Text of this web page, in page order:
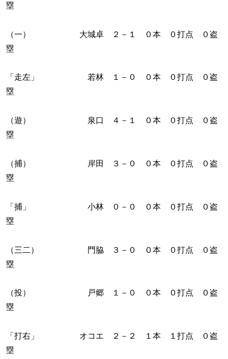
塁
（一） 大城卓 ２－１ ０本 ０打点 ０盗
塁
「走左」 若林 １－０ ０本 ０打点 ０盗
塁
（遊） 泉口 ４－１ ０本 ０打点 ０盗
塁
（捕） 岸田 ３－０ ０本 ０打点 ０盗
塁
「捕」 小林 ０－０ ０本 ０打点 ０盗
塁
（三二） 門脇 ３－０ ０本 ０打点 ０盗
塁
（投） 戸郷 １－０ ０本 ０打点 ０盗
塁
「打右」 オコエ ２－２ １本 １打点 ０盗
塁